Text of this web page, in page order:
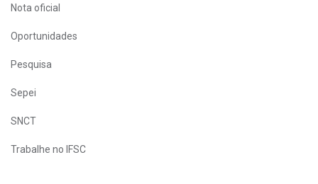
Nota oficial
Oportunidades
Pesquisa
Sepei
SNCT
Trabalhe no IFSC